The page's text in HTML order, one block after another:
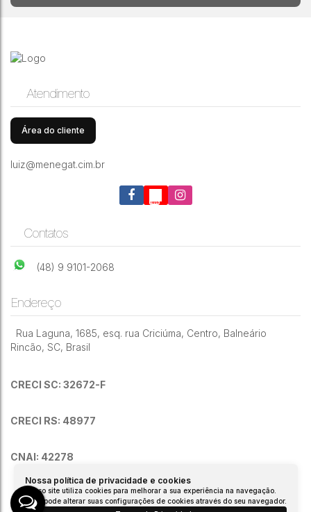
Nossa política de privacidade e cookies
Nosso site utiliza cookies para melhorar a sua experiência na navegação.
Você pode alterar suas configurações de cookies através do seu navegador.
Atendimento
Área do cliente
luiz@menegat.cim.br
Contatos
(48) 9 9101-2068
Endereço
Rua Laguna, 1685, esq. rua Criciúma, Centro, Balneário
Rincão, SC, Brasil
CRECI SC: 32672-F
CRECI RS: 48977
CNAI: 42278